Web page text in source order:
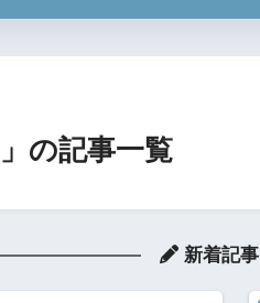
」の記事一覧
新着記事